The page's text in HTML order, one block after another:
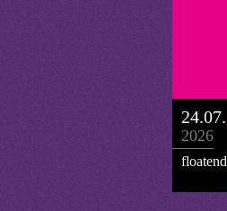
24.07.
2026
floatend